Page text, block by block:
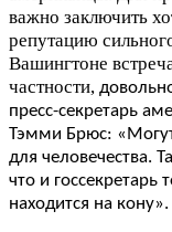
важно заключить
репутацию
Вашингтоне
частности,
пресс-секретарь
Тэмми Брюс: «Могут
для человечества.
что и
находится на кону».